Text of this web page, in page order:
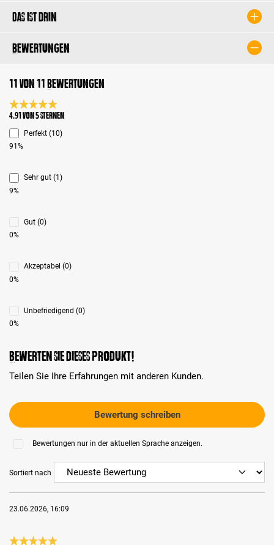
Das ist drin
Bewertungen
11 von 11 Bewertungen
Durchschnittliche Bewertung 4.9 von 5 Sternen
4.91 von 5 Sternen
Perfekt (10)
91%
Sehr gut (1)
9%
Gut (0)
0%
Akzeptabel (0)
0%
Unbefriedigend (0)
0%
Bewerten Sie dieses Produkt!
Teilen Sie Ihre Erfahrungen mit anderen Kunden.
Bewertung schreiben
Bewertungen nur in der aktuellen Sprache anzeigen.
Sortiert nach
23.06.2026, 16:09